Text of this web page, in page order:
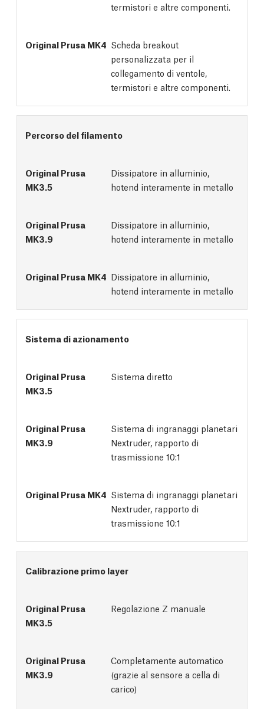
termistori e altre componenti.
Scheda breakout
personalizzata per il
collegamento di ventole,
termistori e altre componenti.
Percorso del filamento
Dissipatore in alluminio,
hotend interamente in metallo
Dissipatore in alluminio,
hotend interamente in metallo
Dissipatore in alluminio,
hotend interamente in metallo
Sistema di azionamento
Sistema diretto
Sistema di ingranaggi planetari
Nextruder, rapporto di
trasmissione 10:1
Sistema di ingranaggi planetari
Nextruder, rapporto di
trasmissione 10:1
Calibrazione primo layer
Regolazione Z manuale
Completamente automatico
(grazie al sensore a cella di
carico)